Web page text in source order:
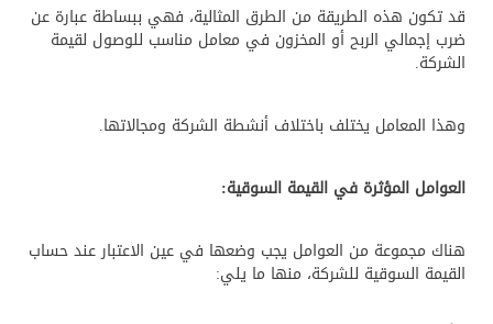
قد تكون هذه الطريقة من الطرق المثالية، فهي ببساطة عبارة عن
ضرب إجمالي الربح أو المخزون في معامل مناسب للوصول لقيمة
الشركة.
وهذا المعامل يختلف باختلاف أنشطة الشركة ومجالاتها.
العوامل المؤثرة في القيمة السوقية:
هناك مجموعة من العوامل يجب وضعها في عين الاعتبار عند حساب
القيمة السوقية للشركة، منها ما يلي: